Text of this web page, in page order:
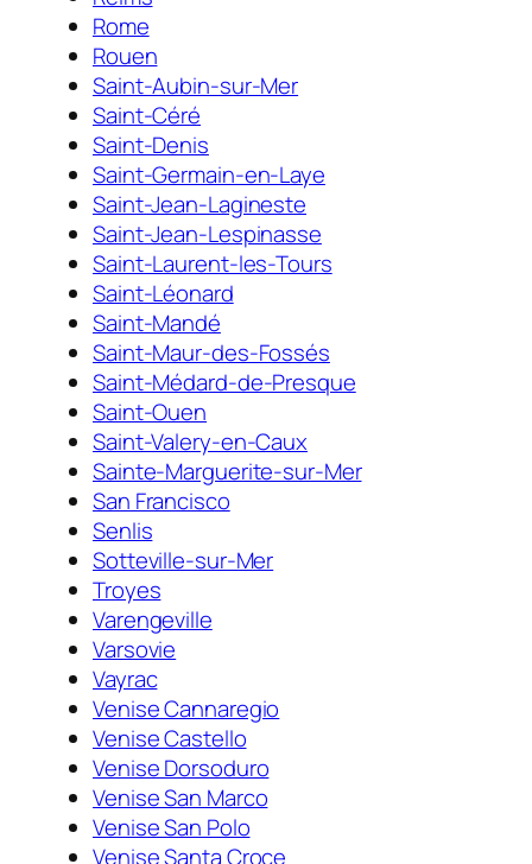
Rome
Rouen
Saint-Aubin-sur-Mer
Saint-Céré
Saint-Denis
Saint-Germain-en-Laye
Saint-Jean-Lagineste
Saint-Jean-Lespinasse
Saint-Laurent-les-Tours
Saint-Léonard
Saint-Mandé
Saint-Maur-des-Fossés
Saint-Médard-de-Presque
Saint-Ouen
Saint-Valery-en-Caux
Sainte-Marguerite-sur-Mer
San Francisco
Senlis
Sotteville-sur-Mer
Troyes
Varengeville
Varsovie
Vayrac
Venise Cannaregio
Venise Castello
Venise Dorsoduro
Venise San Marco
Venise San Polo
Venise Santa Croce